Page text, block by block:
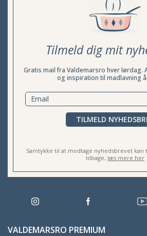
Tilmeld dig mit
Gratis mail fra Valdemarsro hver lørdag.
og inspiration til madlavning
TILMELD
Samtykke til at modtage nyhedsbrevet
tilbage, læs mere her
VALDEMARSRO PREMIUM